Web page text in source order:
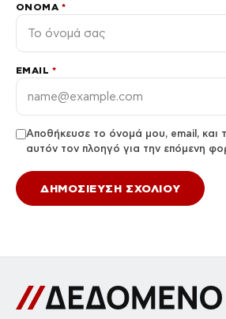
ΌΝΟΜΑ *
EMAIL *
Αποθήκευσε το όνομά μου, email, και
αυτόν τον πλοηγό για την επόμενη